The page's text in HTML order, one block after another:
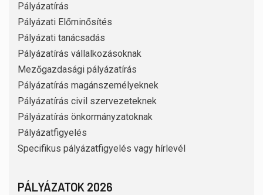
Pályázatírás
Pályázati Előminősítés
Pályázati tanácsadás
Pályázatírás vállalkozásoknak
Mezőgazdasági pályázatírás
Pályázatírás magánszemélyeknek
Pályázatírás civil szervezeteknek
Pályázatírás önkormányzatoknak
Pályázatfigyelés
Specifikus pályázatfigyelés vagy hírlevél
PÁLYÁZATOK 2026